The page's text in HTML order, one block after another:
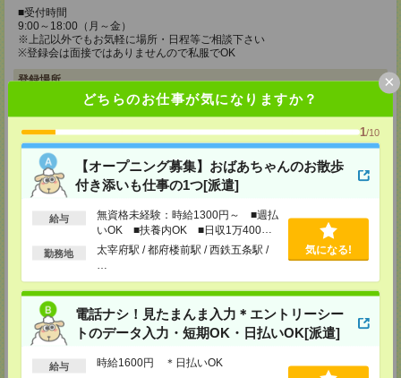
どちらのお仕事が気になりますか？
1/10
【オープニング募集】おばあちゃんのお散歩
付き添いも仕事の1つ[派遣]
給与
無資格未経験：時給1300円～ ■週払
いOK ■扶養内OK ■日収1万400円
以上
勤務地
太宰府駅 / 都府楼前駅 / 西鉄五条駅 /
気になる!
電話ナシ！見たまんま入力＊エントリーシー
トのデータ入力・短期OK・日払いOK[派遣]
給与 時給1600円 ＊日払いOK
×
■受付時間
9:00～18:00（月～金）
※上記以外でもお気軽に場所・日程等ご相談下さい
※登録会は面接ではありませんので私服でOK
登録場所
福岡県福岡市博多区博多駅前2-1-1 福岡朝日ビル 5F 510号室
TEL：0120-802-274
MAIL：tenshoku@nikken-ts.jp
担当：採用担当
メディカルケア事業部 小倉オフィス
福岡県北九州市小倉北区米町1-3-1 明治安田生命北九州ビル3F
MAIL：tenshoku@nikken-ts.jp
メディカルケア事業部 熊本オフィス
熊本県熊本市中央区花畑町1-7 MY熊本ビル2F 2-3号室
TEL：0120-917-473
MAIL：tenshoku@nikken-ts.jp